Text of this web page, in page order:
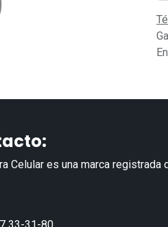
Celular es una marca registrada